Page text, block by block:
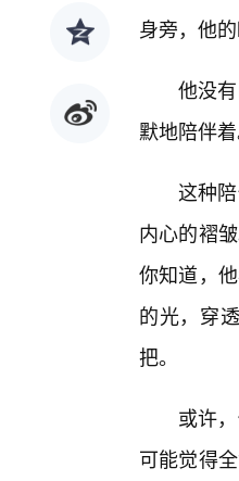
身旁，他
他没
默地陪伴着
这种
内心的褶
你知道，
的光，穿
把。
或许
可能觉得